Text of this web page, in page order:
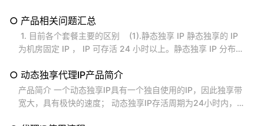
P，转发周期可按需指定。 使用隧道代理，开发者接入隧道服
务即可，极大简化了编程的复杂度。 隧道代理同时支持HTTP
和Socks协议，提供丰富的换IP周期，并采用弹性请求数控
○ 产品相关问题汇总
1. 目前各个套餐主要的区别 (1).静态独享 IP 静态独享的 IP
为机房固定 IP ， IP 可存活 24 小时以上。静态独享 IP 分布范
动态独享 IP...
○ 动态独享代理IP产品简介
产品简介 一个动态独享IP具有一个独自使用的IP，因此独享带
宽大，具有极快的速度； 动态独享IP存活周期为24小时内，用